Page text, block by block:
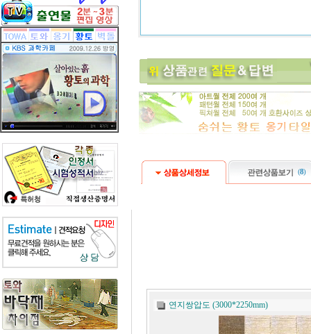
(8)
연지쌍압도 (3000*2250mm)